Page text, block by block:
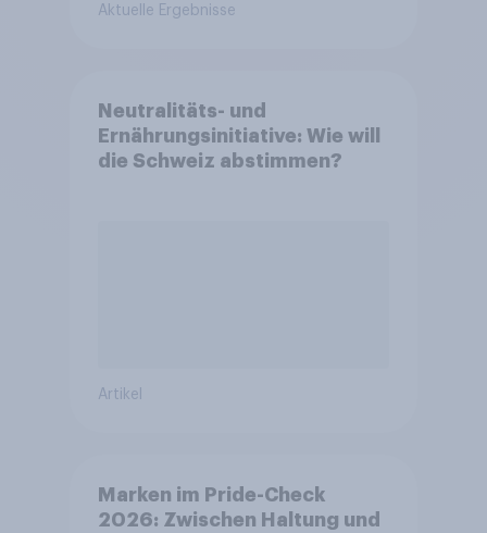
Aktuelle Ergebnisse
Neutralitäts- und
Ernährungsinitiative: Wie will
die Schweiz abstimmen?
Artikel
Marken im Pride-Check
2026: Zwischen Haltung und